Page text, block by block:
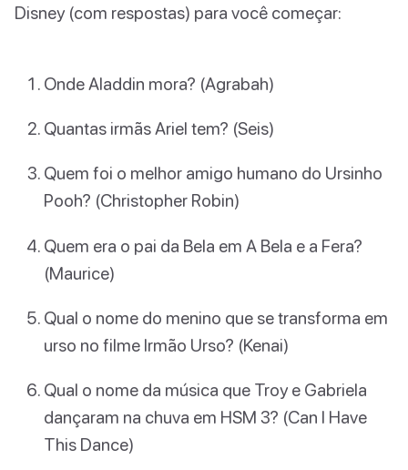
Disney (com respostas) para você começar:
Onde Aladdin mora? (Agrabah)
Quantas irmãs Ariel tem? (Seis)
Quem foi o melhor amigo humano do Ursinho
Pooh? (Christopher Robin)
Quem era o pai da Bela em A Bela e a Fera?
(Maurice)
Qual o nome do menino que se transforma em
urso no filme Irmão Urso? (Kenai)
Qual o nome da música que Troy e Gabriela
dançaram na chuva em HSM 3? (Can I Have
This Dance)